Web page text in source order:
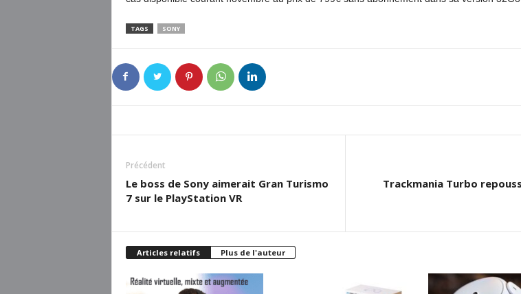
TAGS SONY
Précédent
Le boss de Sony aimerait Gran Turismo
7 sur le PlayStation VR
Trackmania Turbo
Articles relatifs Plus de l'auteur